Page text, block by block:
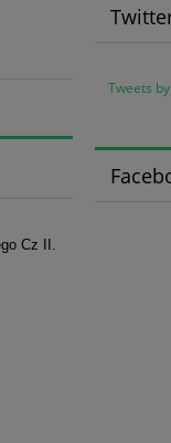
Cz II.
Tweets